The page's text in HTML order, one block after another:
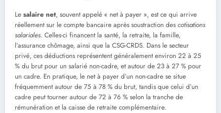
Le salaire net, souvent appelé « net à payer », est ce qui arrive
réellement sur le compte bancaire après soustraction des cotisations
salariales. Celles-ci financent la santé, la retraite, la famille,
l’assurance chômage, ainsi que la CSG-CRDS. Dans le secteur
privé, ces déductions représentent généralement environ 22 à 25
% du brut pour un salarié non-cadre, et autour de 23 à 27 % pour
un cadre. En pratique, le net à payer d’un non-cadre se situe
fréquemment autour de 75 à 78 % du brut, tandis que celui d’un
cadre peut tourner autour de 72 à 76 % selon la tranche de
rémunération et la caisse de retraite complémentaire.